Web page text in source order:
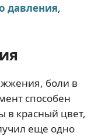
давления,
боли в
способен
в красный цвет,
еще одно